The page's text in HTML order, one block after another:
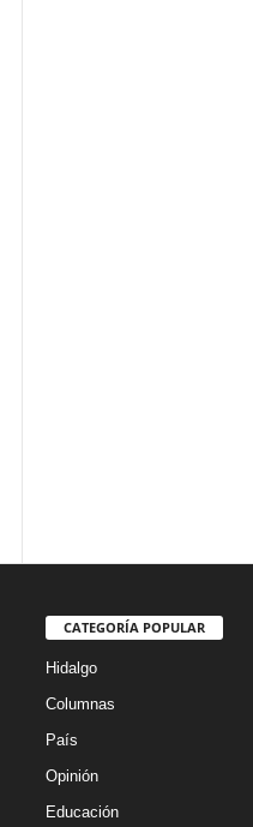
CATEGORÍA POPULAR
Hidalgo
Columnas
País
Opinión
Educación